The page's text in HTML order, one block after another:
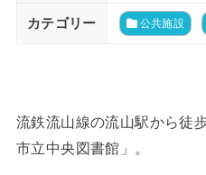
カテゴリー 公共施設
流鉄流山線の流山駅から徒
市立中央図書館」。